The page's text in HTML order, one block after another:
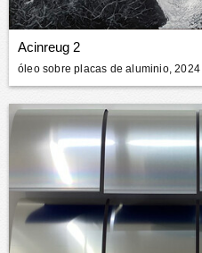
Acinreug 2
óleo sobre placas de aluminio, 2024